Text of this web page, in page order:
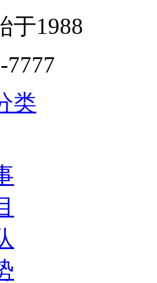
于1988
7777
类